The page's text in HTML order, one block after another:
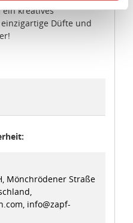
daher kein angemessenes
Daten bietet. Durch
zur Sicherung
der EU auch bei der
USA eingehalten werden.
jederzeit links unten
undImpressum
kreatives
Düfte und
Mönchrödener Straße
info@zapf-